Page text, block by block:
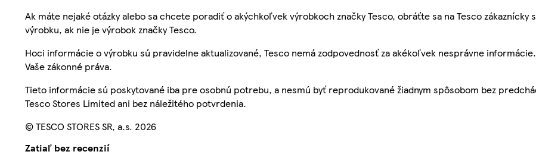
Ak máte nejaké otázky alebo sa chcete poradiť o akýchkoľvek výrobkoch značky Tesco, obráťte sa na Tesco zákaznícky
výrobku, ak nie je výrobok značky Tesco.
Hoci informácie o výrobku sú pravidelne aktualizované, Tesco nemá zodpovednosť za akékoľvek nesprávne
Vaše zákonné práva.
Tieto informácie sú poskytované iba pre osobnú potrebu, a nesmú byť reprodukované žiadnym spôsobom bez
Tesco Stores Limited ani bez náležitého potvrdenia.
© TESCO STORES SR, a.s. 2026
Zatiaľ bez recenzií